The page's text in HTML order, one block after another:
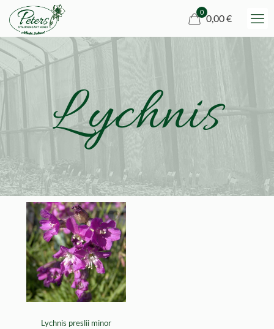
0
0,00 €
Lychnis
Lychnis preslii minor